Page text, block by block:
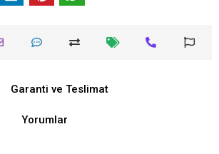
Garanti ve Teslimat
Yorumlar